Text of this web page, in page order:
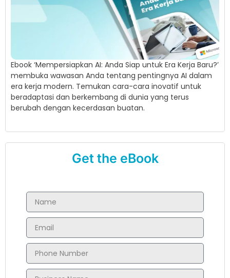
Ebook ‘Mempersiapkan AI: Anda Siap untuk Era Kerja Baru?’
membuka wawasan Anda tentang pentingnya AI dalam
era kerja modern. Temukan cara-cara inovatif untuk
beradaptasi dan berkembang di dunia yang terus
berubah dengan kecerdasan buatan.
Get the eBook